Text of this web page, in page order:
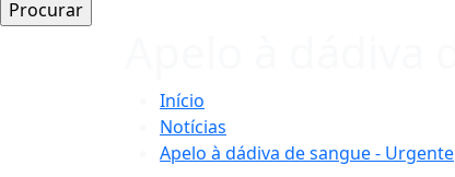
Início
Notícias
Apelo à dádiva de sangue - Urgente